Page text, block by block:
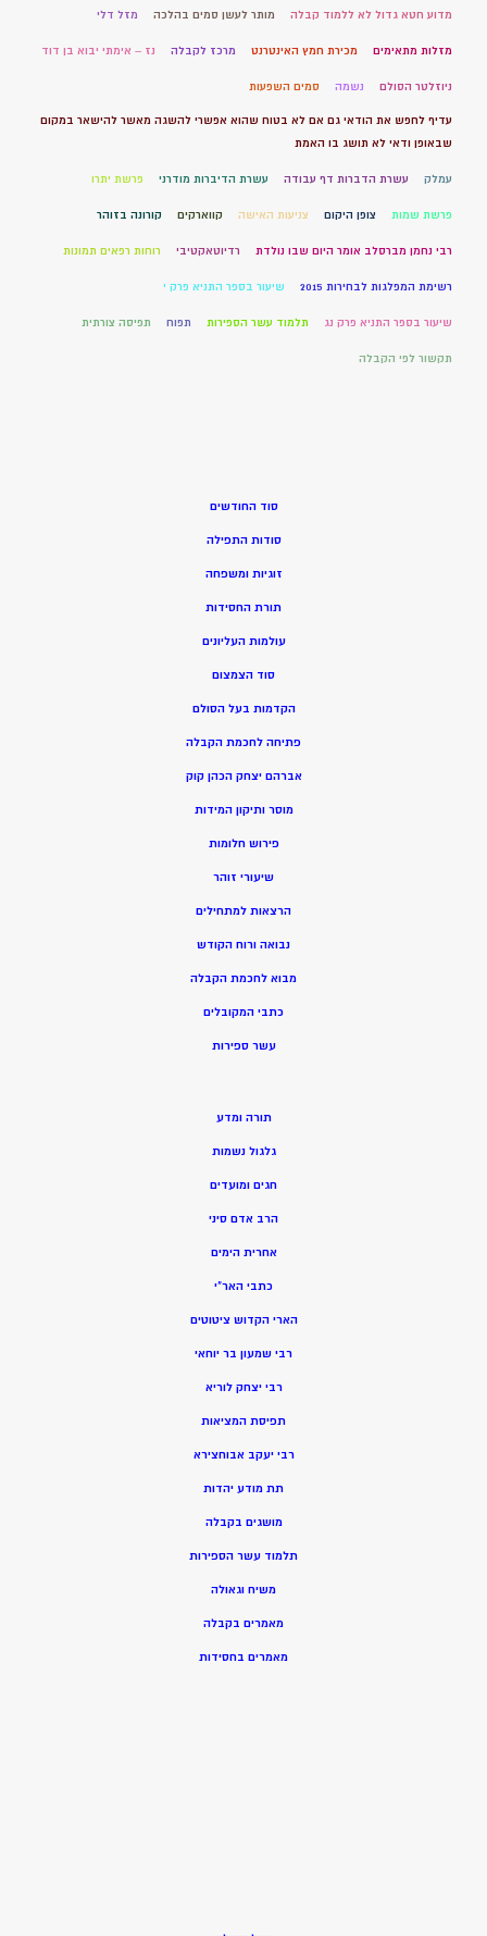
מדוע חטא גדול לא ללמוד קבלה מותר לעשן סמים בהלכה מזל דלי
מזלות מתאימים מכירת חמץ האינטרנט מרכז לקבלה נז – אימתי יבוא בן דוד
ניוזלטר הסולם נשמה סמים השפעות
עדיף לחפש את הודאי גם אם לא בטוח שהוא אפשרי להשגה מאשר להישאר במקום
שבאופן ודאי לא תושג בו האמת
עמלק עשרת הדברות דף עבודה עשרת הדיברות מודרני פרשת יתרו
פרשת שמות צופן היקום צניעות האישה קווארקים קורונה בזוהר
רבי נחמן מברסלב אומר היום שבו נולדת רדיוטאקטיבי רוחות רפאים תמונות
רשימת המפלגות לבחירות 2015 שיעור בספר התניא פרק י
שיעור בספר התניא פרק נג תלמוד עשר הספירות תפוח תפיסה צורתית
תקשור לפי הקבלה
סוד החודשים
סודות התפילה
זוגיות ומשפחה
תורת החסידות
עולמות העליונים
סוד הצמצום
הקדמות בעל הסולם
פתיחה לחכמת הקבלה
אברהם יצחק הכהן קוק
מוסר ותיקון המידות
פירוש חלומות
שיעורי זוהר
הרצאות למתחילים
נבואה ורוח הקודש
מבוא לחכמת הקבלה
כתבי המקובלים
עשר ספירות
תורה ומדע
גלגול נשמות
חגים ומועדים
הרב אדם סיני
אחרית הימים
כתבי האר”י
הארי הקדוש ציטוטים
רבי שמעון בר יוחאי
רבי יצחק לוריא
תפיסת המציאות
רבי יעקב אבוחצירא
תת מודע יהדות
מושגים בקבלה
תלמוד עשר הספירות
משיח וגאולה
מאמרים בקבלה
מאמרים בחסידות